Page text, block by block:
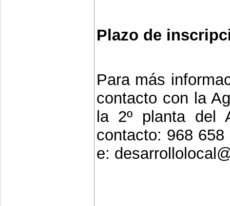
Plazo de
Para más
contacto con la
la 2º planta del
contacto: 968
e: